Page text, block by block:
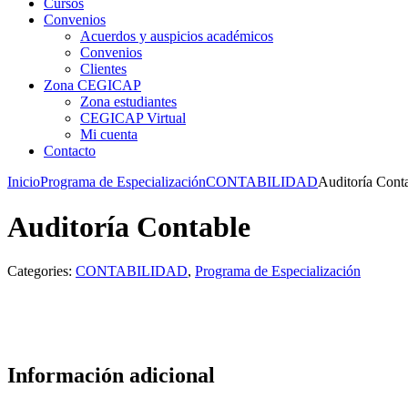
Cursos
Convenios
Acuerdos y auspicios académicos
Convenios
Clientes
Zona CEGICAP
Zona estudiantes
CEGICAP Virtual
Mi cuenta
Contacto
InicioPrograma de EspecializaciónCONTABILIDADAuditoría
Auditoría Contable
Categories: CONTABILIDAD, Programa de Especialización
Información adicional